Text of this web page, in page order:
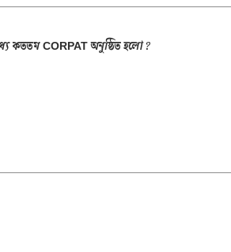
কততমCORPATঅনুষ্ঠিত হলো ?